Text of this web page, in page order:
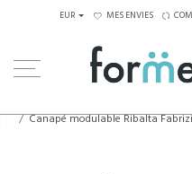
EUR MES ENVIES
Canapé modulable Ribalta